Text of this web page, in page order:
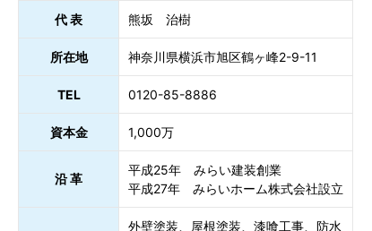
代 表 熊坂 治樹
所在地 神奈川県横浜市旭区鶴ヶ峰2-9-11
TEL 0120-85-8886
資本金 1,000万
沿 革
平成25年 みらい建装創業
平成27年 みらいホーム株式会社設立
外壁塗装、屋根塗装、漆喰工事、防水